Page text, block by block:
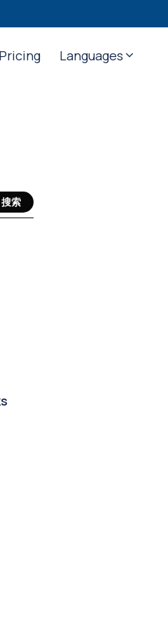
Pricing Languages
搜索